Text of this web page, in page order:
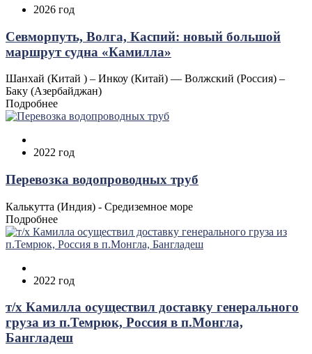
2026 год
Севморпуть, Волга, Каспий: новый большой
маршрут судна «Камилла»
Шанхай (Китай ) – Инкоу (Китай) — Волжский (Россия) –
Баку (Азербайджан)
Подробнее
2022 год
Перевозка водопроводных труб
Калькутта (Индия) - Средиземное море
Подробнее
2022 год
т/х Камилла осуществил доставку генерального
груза из п.Темрюк, Россия в п.Монгла,
Бангладеш